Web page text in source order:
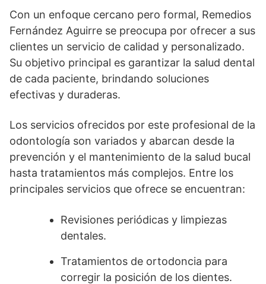
Con un enfoque cercano pero formal, Remedios
Fernández Aguirre se preocupa por ofrecer a sus
clientes un servicio de calidad y personalizado.
Su objetivo principal es garantizar la salud dental
de cada paciente, brindando soluciones
efectivas y duraderas.
Los servicios ofrecidos por este profesional de la
odontología son variados y abarcan desde la
prevención y el mantenimiento de la salud bucal
hasta tratamientos más complejos. Entre los
principales servicios que ofrece se encuentran:
Revisiones periódicas y limpiezas
dentales.
Tratamientos de ortodoncia para
corregir la posición de los dientes.